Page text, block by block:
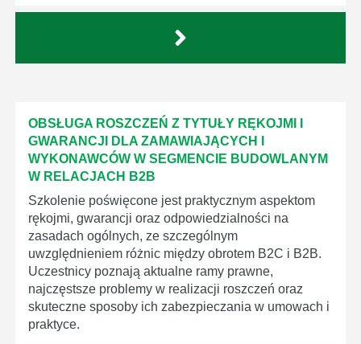
OBSŁUGA ROSZCZEŃ Z TYTUŁY RĘKOJMI I
GWARANCJI DLA ZAMAWIAJĄCYCH I
WYKONAWCÓW W SEGMENCIE BUDOWLANYM
W RELACJACH B2B
Szkolenie poświęcone jest praktycznym aspektom
rękojmi, gwarancji oraz odpowiedzialności na
zasadach ogólnych, ze szczególnym
uwzględnieniem różnic między obrotem B2C i B2B.
Uczestnicy poznają aktualne ramy prawne,
najczęstsze problemy w realizacji roszczeń oraz
skuteczne sposoby ich zabezpieczania w umowach i
praktyce.